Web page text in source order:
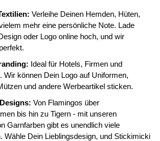
Verleihe Deinen Hemden, Hüten,
mehr eine persönliche Note. Lade
oder Logo online hoch, und wir
Ideal für Hotels, Firmen und
Wir können Dein Logo auf Uniformen,
und andere Werbeartikel sticken.
Von Flamingos über
bis hin zu Tigern - mit unseren
Garnfarben gibt es unendlich viele
Wähle Dein Lieblingsdesign, und Stickimicki